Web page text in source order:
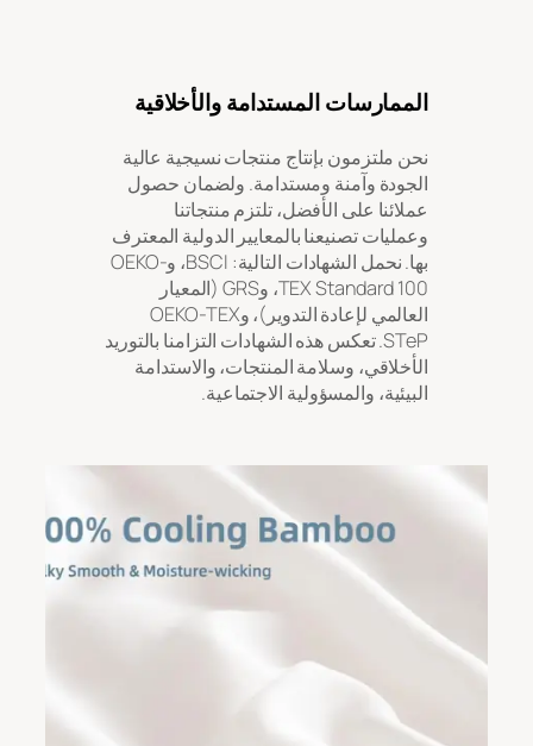
الممارسات المستدامة والأخلاقية
نحن ملتزمون بإنتاج منتجات نسيجية عالية
الجودة وآمنة ومستدامة. ولضمان حصول
عملائنا على الأفضل، تلتزم منتجاتنا
وعمليات تصنيعنا بالمعايير الدولية المعترف
بها. نحمل الشهادات التالية: BSCI، وOEKO-
TEX Standard 100، وGRS (المعيار
العالمي لإعادة التدوير)، وOEKO-TEX
STeP. تعكس هذه الشهادات التزامنا بالتوريد
الأخلاقي، وسلامة المنتجات، والاستدامة
البيئية، والمسؤولية الاجتماعية.